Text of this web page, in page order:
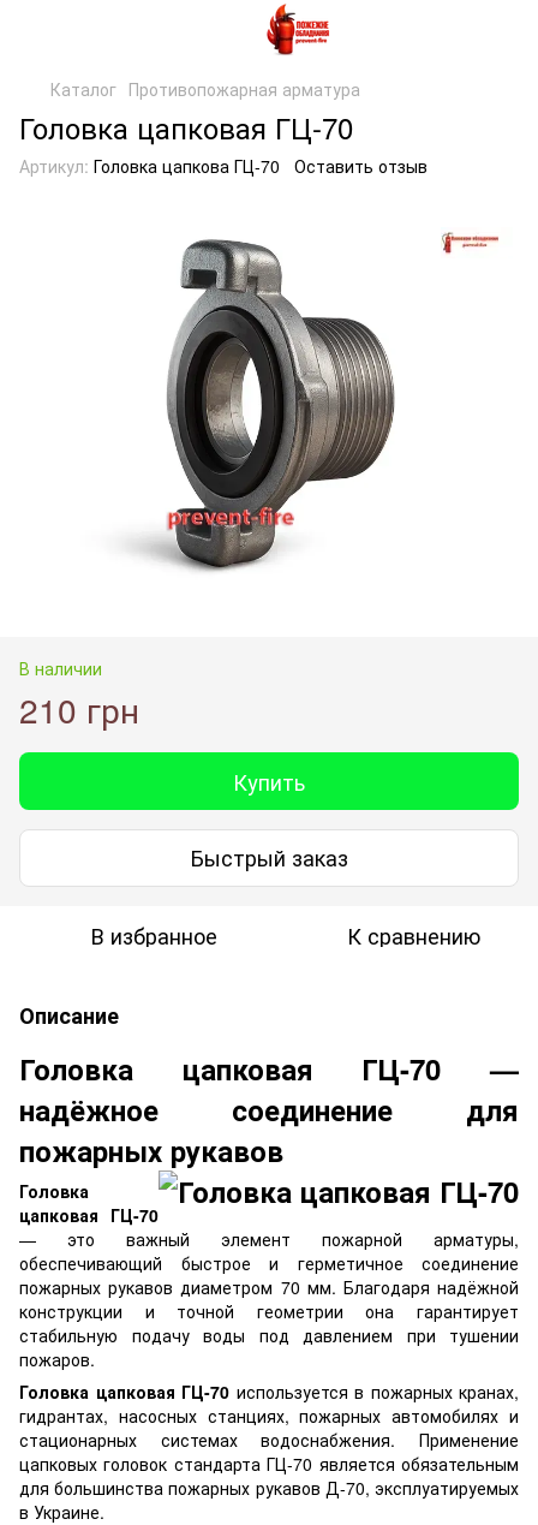
Каталог Противопожарная арматура
Головка цапковая ГЦ-70
Артикул: Головка цапкова ГЦ-70 Оставить отзыв
В наличии
210 грн
Купить
Быстрый заказ
В избранное К сравнению
Описание
Головка цапковая ГЦ-70 —
надёжное соединение для
пожарных рукавов
Головка
цапковая ГЦ-70
— это важный элемент пожарной арматуры,
обеспечивающий быстрое и герметичное соединение
пожарных рукавов диаметром 70 мм. Благодаря надёжной
конструкции и точной геометрии она гарантирует
стабильную подачу воды под давлением при тушении
пожаров.
Головка цапковая ГЦ-70 используется в пожарных кранах,
гидрантах, насосных станциях, пожарных автомобилях и
стационарных системах водоснабжения. Применение
цапковых головок стандарта ГЦ-70 является обязательным
для большинства пожарных рукавов Д-70, эксплуатируемых
в Украине.